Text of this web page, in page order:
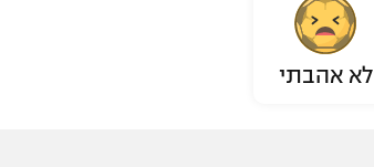
לא אהבתי